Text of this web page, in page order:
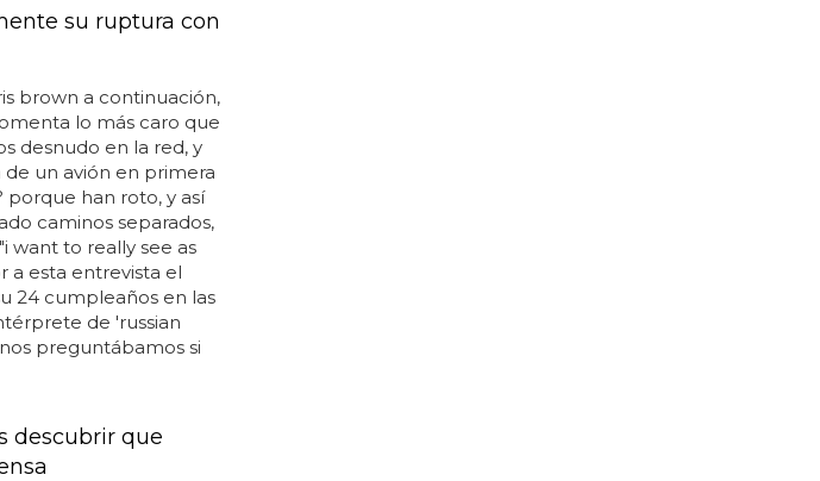
su ruptura con
brown a continuación,
lo más caro que
desnudo en la red, y
un avión en primera
porque han roto, y así
caminos separados,
want to really see as
a esta entrevista el
24 cumpleaños en las
de 'russian
preguntábamos si
descubrir que